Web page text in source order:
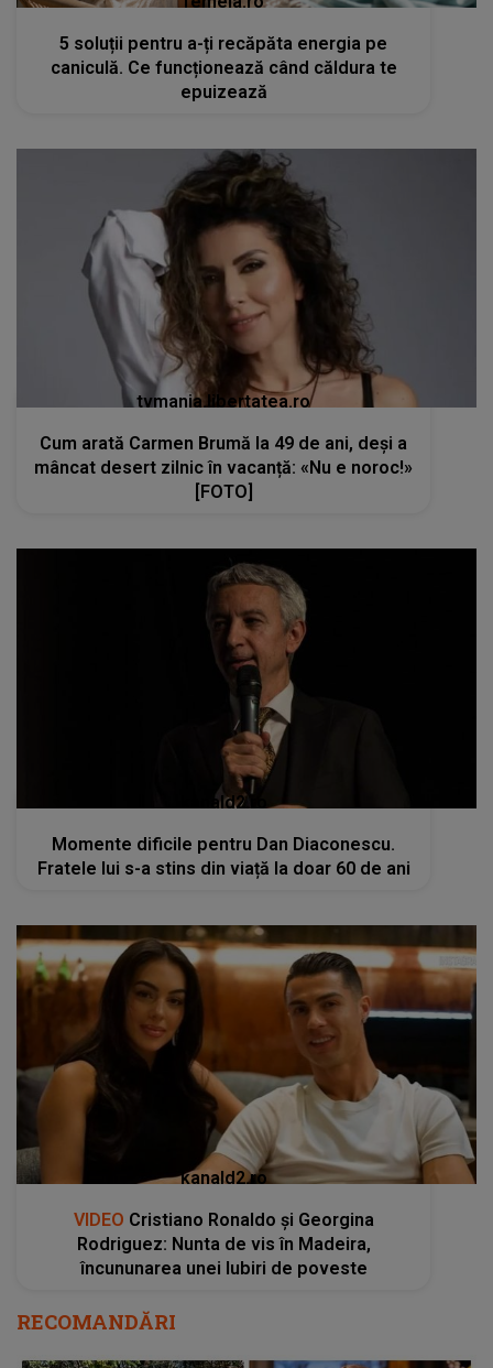
5 soluții pentru a-ți recăpăta energia pe
caniculă. Ce funcționează când căldura te
epuizează
tvmania.libertatea.ro
Cum arată Carmen Brumă la 49 de ani, deși a
mâncat desert zilnic în vacanță: «Nu e noroc!»
[FOTO]
kanald2.ro
Momente dificile pentru Dan Diaconescu.
Fratele lui s-a stins din viață la doar 60 de ani
kanald2.ro
VIDEO Cristiano Ronaldo și Georgina
Rodriguez: Nunta de vis în Madeira,
încununarea unei Iubiri de poveste
RECOMANDĂRI